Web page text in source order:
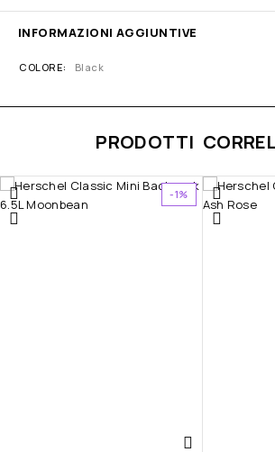
INFORMAZIONI AGGIUNTIVE
COLORE Black
PRODOTTI
-1%